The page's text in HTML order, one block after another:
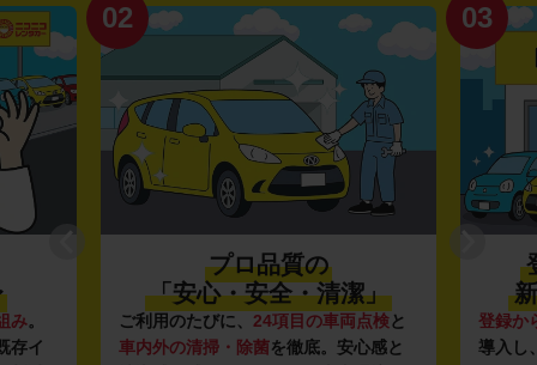
み。
存イ
02
プロ品質の
「安心・安全・清潔」
ご利用のたびに、 24項目の車両点検と
車内外の清掃・除菌を徹底。安心感と
03
登録か
導入し